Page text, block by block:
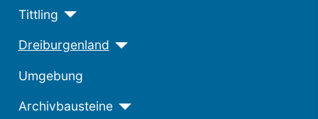
Tittling
Dreiburgenland
Umgebung
Archivbausteine